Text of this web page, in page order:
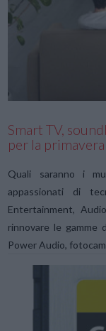
Smart TV,
per la
Quali saranno i
appassionati di
Entertainment,
rinnovare le gamme
Power Audio,